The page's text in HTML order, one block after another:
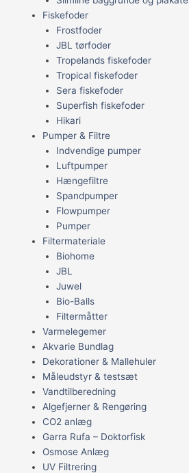
Fiskefoder
Frostfoder
JBL tørfoder
Tropelands fiskefoder
Tropical fiskefoder
Sera fiskefoder
Superfish fiskefoder
Hikari
Pumper & Filtre
Indvendige pumper
Luftpumper
Hængefiltre
Spandpumper
Flowpumper
Pumper
Filtermateriale
Biohome
JBL
Juwel
Bio-Balls
Filtermåtter
Varmelegemer
Akvarie Bundlag
Dekorationer & Mallehuler
Måleudstyr & testsæt
Vandtilberedning
Algefjerner & Rengøring
CO2 anlæg
Garra Rufa – Doktorfisk
Osmose Anlæg
UV Filtrering